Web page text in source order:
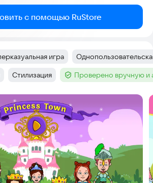
с помощью RuStore
: игра Тег:
Тег:
Стилизация Тег :Проверено вручную и